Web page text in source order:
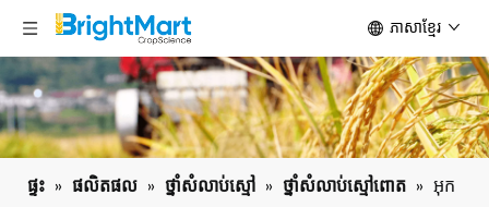
ភាសាខ្មែរ
ផ្ទះ » ផលិតផល » ថ្នាំសំលាប់ស្មៅ » ថ្នាំសំលាប់ស្មៅពោត » អុក